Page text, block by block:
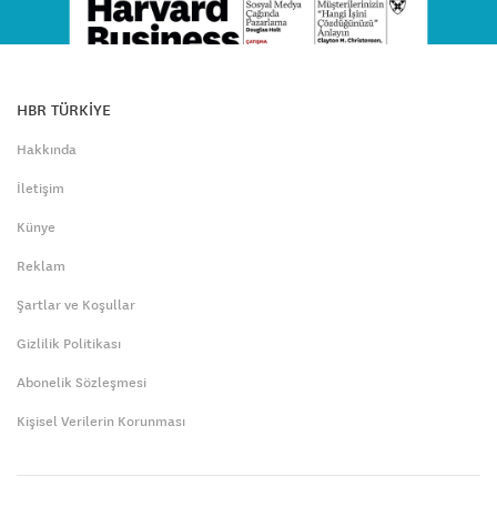
HBR TÜRKİYE
Hakkında
İletişim
Künye
Reklam
Şartlar ve Koşullar
Gizlilik Politikası
Abonelik Sözleşmesi
Kişisel Verilerin Korunması